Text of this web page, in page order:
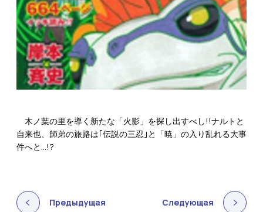
木ノ葉の里を導く新たな「火影」を探し出すべし!!ナルトと
自来也、師弟の旅路は｢伝説の三忍｣と「暁」の入り乱れる大事
件へと…!?
Предыдущая Следующая